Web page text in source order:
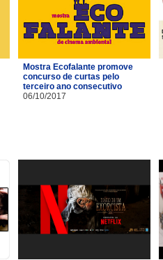
Mostra Ecofalante promove
concurso de curtas pelo
terceiro ano consecutivo
06/10/2017